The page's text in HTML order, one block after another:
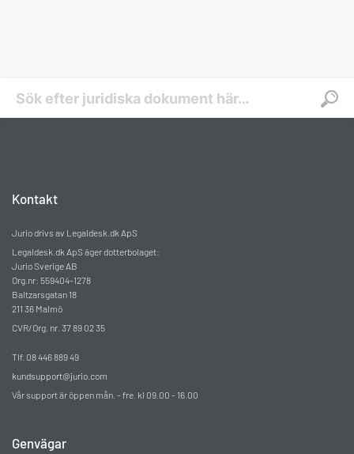
Kontakt
Jurio drivs av Legaldesk.dk ApS
Legaldesk.dk ApS äger dotterbolaget:
Jurio Sverige AB
Org.nr: 559404-1278
Baltzarsgatan 18
211 36 Malmö
CVR/Org. nr. 37 89 02 35
Tlf. 08 446 889 49
kundsupport@jurio.com
Vår support är öppen mån. - fre. kl 09.00 - 16.00
Genvägar